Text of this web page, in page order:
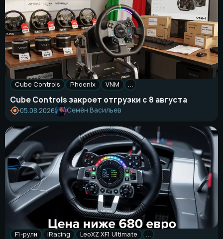
Cube Controls Phoenix VNM
Cube Controls закроет отгрузки с 8 августа
05.08.2026 Семён Васильев
F1-рули iRacing LeoXZ XF1 Ultimate